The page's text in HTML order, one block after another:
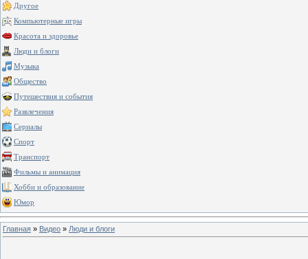
Другое
Компьютерные игры
Красота и здоровье
Люди и блоги
Музыка
Общество
Путешествия и события
Развлечения
Сериалы
Спорт
Транспорт
Фильмы и анимация
Хобби и образование
Юмор
Главная » Видео » Люди и блоги